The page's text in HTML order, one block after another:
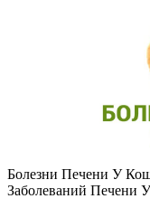
Болезни Печени У
Заболеваний Печени